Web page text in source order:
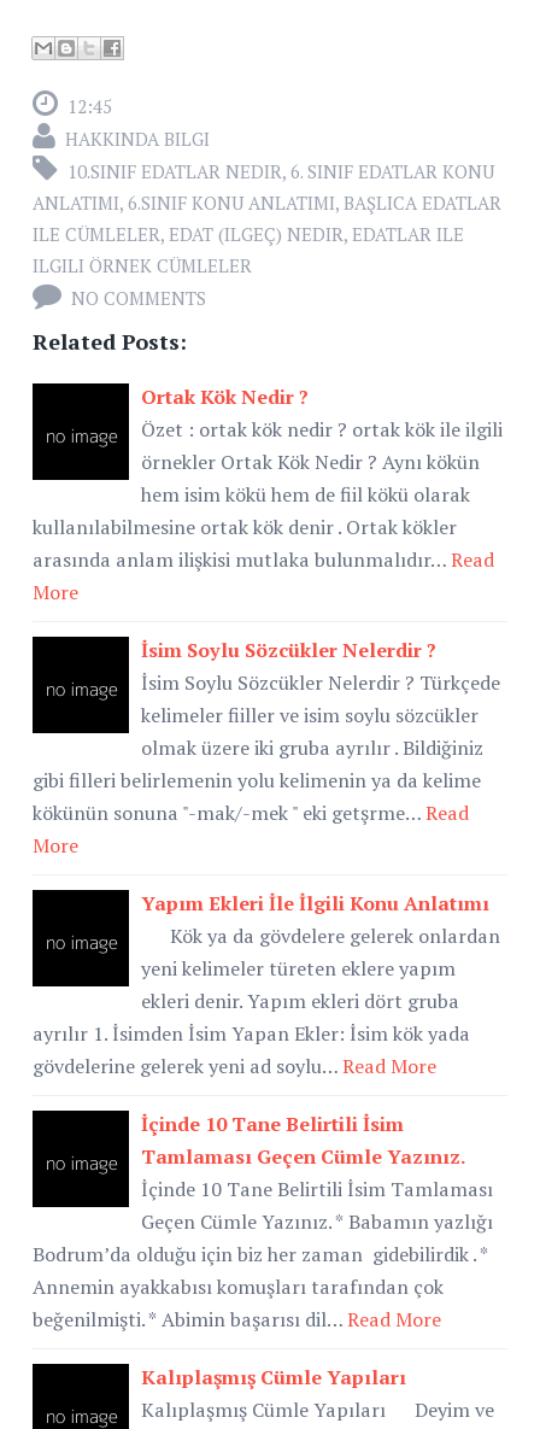
12:45
HAKKINDA BILGI
10.SINIF EDATLAR NEDIR, 6. SINIF EDATLAR KONU
ANLATIMI, 6.SINIF KONU ANLATIMI, BAŞLICA EDATLAR
ILE CÜMLELER, EDAT (ILGEÇ) NEDIR, EDATLAR ILE
ILGILI ÖRNEK CÜMLELER
NO COMMENTS
Related Posts:
Ortak Kök Nedir ?
Özet : ortak kök nedir ? ortak kök ile ilgili
örnekler Ortak Kök Nedir ? Aynı kökün
hem isim kökü hem de fiil kökü olarak
kullanılabilmesine ortak kök denir . Ortak kökler
arasında anlam ilişkisi mutlaka bulunmalıdır…Read
More
İsim Soylu Sözcükler Nelerdir ?
İsim Soylu Sözcükler Nelerdir ? Türkçede
kelimeler fiiller ve isim soylu sözcükler
olmak üzere iki gruba ayrılır . Bildiğiniz
gibi filleri belirlemenin yolu kelimenin ya da kelime
kökünün sonuna "-mak/-mek " eki getşrme…Read
More
Yapım Ekleri İle İlgili Konu Anlatımı
Kök ya da gövdelere gelerek onlardan
yeni kelimeler türeten eklere yapım
ekleri denir. Yapım ekleri dört gruba
ayrılır 1. İsimden İsim Yapan Ekler: İsim kök yada
gövdelerine gelerek yeni ad soylu…Read More
İçinde 10 Tane Belirtili İsim
Tamlaması Geçen Cümle Yazınız.
İçinde 10 Tane Belirtili İsim Tamlaması
Geçen Cümle Yazınız. * Babamın yazlığı
Bodrum’da olduğu için biz her zaman gidebilirdik . *
Annemin ayakkabısı komuşları tarafından çok
beğenilmişti. * Abimin başarısı dil…Read More
Kalıplaşmış Cümle Yapıları
Kalıplaşmış Cümle Yapıları Deyim ve